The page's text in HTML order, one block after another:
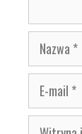
Nazwa
E-
mail
Witryna